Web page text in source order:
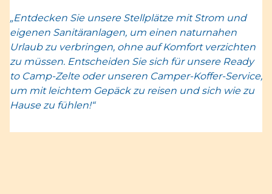
„Entdecken Sie unsere Stellplätze mit Strom und
eigenen Sanitäranlagen, um einen naturnahen
Urlaub zu verbringen, ohne auf Komfort verzichten
zu müssen. Entscheiden Sie sich für unsere Ready
to Camp-Zelte oder unseren Camper-Koffer-Service,
um mit leichtem Gepäck zu reisen und sich wie zu
Hause zu fühlen!“